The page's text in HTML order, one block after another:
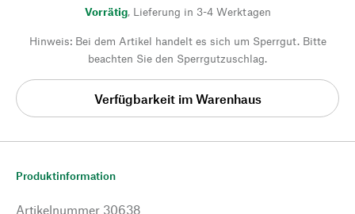
Vorrätig, Lieferung in 3-4 Werktagen
Hinweis: Bei dem Artikel handelt es sich um Sperrgut. Bitte
beachten Sie den Sperrgutzuschlag.
Verfügbarkeit im Warenhaus
Produktinformation
Artikelnummer 30638